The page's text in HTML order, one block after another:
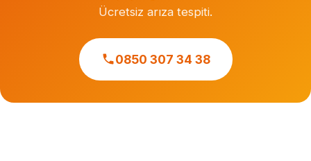
Ücretsiz arıza tespiti.
0850 307 34 38